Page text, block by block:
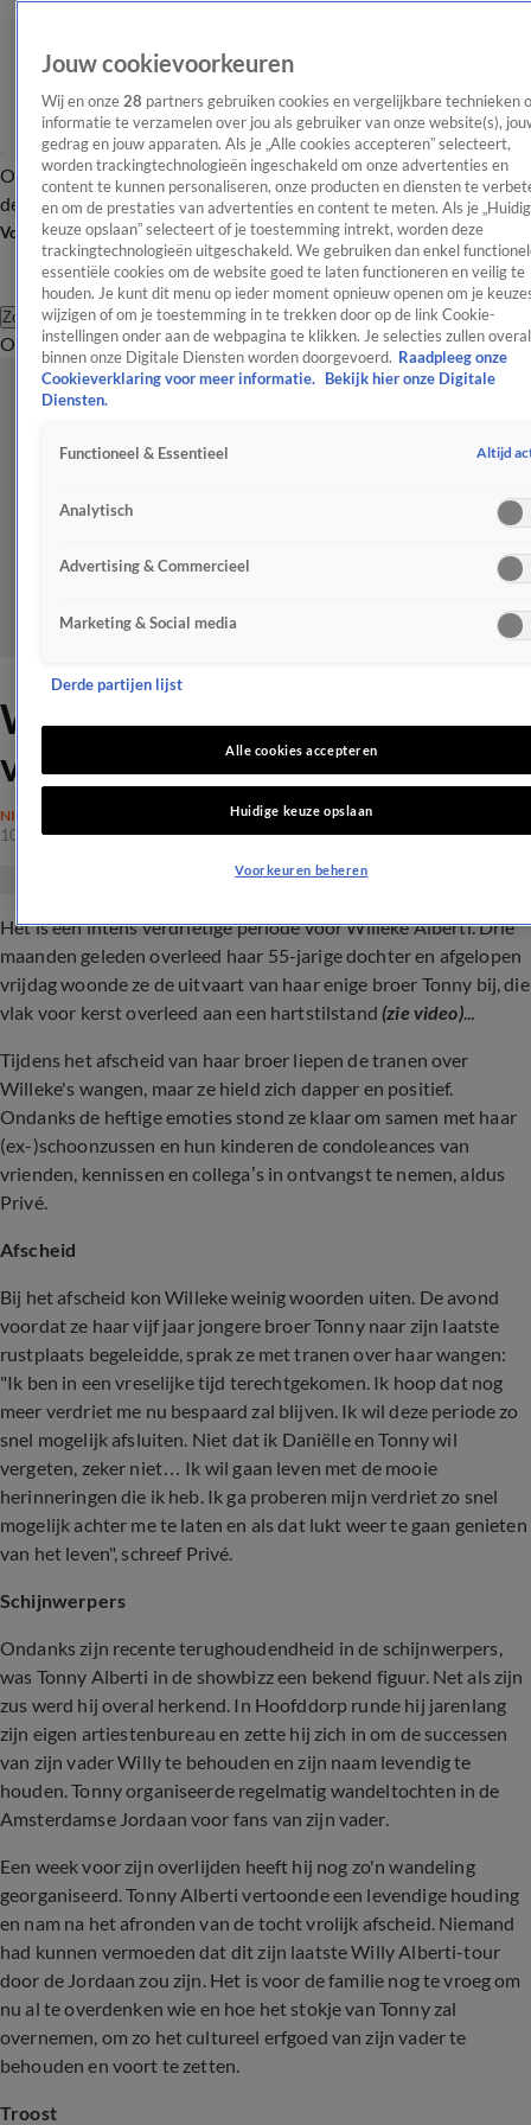
OverzichtAfleveringen Entertainment TV Algemeen
Tip
de redactieNieuwsbrief
Volg Shownieuws
Zoeken
OverzichtEntertainmentSpraakmakendRealityCrimeVideo's
Willeke Alberti kapot van
verdriet: 'Vreselijke tijd'
NIEUWS
10 jan 2024, 16:13
Het is een intens verdrietige periode voor Willeke Alberti. Drie
maanden geleden overleed haar 55-jarige dochter en afgelopen
vrijdag woonde ze de uitvaart van haar enige broer Tonny bij, die
vlak voor kerst overleed aan een hartstilstand(zie video)...
Tijdens het afscheid van haar broer liepen de tranen over
Willeke's wangen, maar ze hield zich dapper en positief.
Ondanks de heftige emoties stond ze klaar om samen met haar
(ex-)schoonzussen en hun kinderen de condoleances van
vrienden, kennissen en collega’s in ontvangst te nemen, aldus
Privé.
Afscheid
Bij het afscheid kon Willeke weinig woorden uiten. De avond
voordat ze haar vijf jaar jongere broer Tonny naar zijn laatste
rustplaats begeleidde, sprak ze met tranen over haar wangen:
"Ik ben in een vreselijke tijd terechtgekomen. Ik hoop dat nog
meer verdriet me nu bespaard zal blijven. Ik wil deze periode zo
snel mogelijk afsluiten. Niet dat ik Daniëlle en Tonny wil
vergeten, zeker niet… Ik wil gaan leven met de mooie
herinneringen die ik heb. Ik ga proberen mijn verdriet zo snel
mogelijk achter me te laten en als dat lukt weer te gaan genieten
van het leven", schreef Privé.
Schijnwerpers
Ondanks zijn recente terughoudendheid in de schijnwerpers,
was Tonny Alberti in de showbizz een bekend figuur. Net als zijn
zus werd hij overal herkend. In Hoofddorp runde hij jarenlang
zijn eigen artiestenbureau en zette hij zich in om de successen
van zijn vader Willy te behouden en zijn naam levendig te
houden. Tonny organiseerde regelmatig wandeltochten in de
Amsterdamse Jordaan voor fans van zijn vader.
Een week voor zijn overlijden heeft hij nog zo'n wandeling
georganiseerd. Tonny Alberti vertoonde een levendige houding
en nam na het afronden van de tocht vrolijk afscheid. Niemand
had kunnen vermoeden dat dit zijn laatste Willy Alberti-tour
door de Jordaan zou zijn. Het is voor de familie nog te vroeg om
nu al te overdenken wie en hoe het stokje van Tonny zal
overnemen, om zo het cultureel erfgoed van zijn vader te
behouden en voort te zetten.
Troost
Jouw cookievoorkeuren
Wij en onze 28 partners gebruiken cookies en vergelijkbare technieken
informatie te verzamelen over jou als gebruiker van onze website(s),
gedrag en jouw apparaten. Als je „Alle cookies accepteren” selecteert,
worden trackingtechnologieën ingeschakeld om onze advertenties en
content te kunnen personaliseren, onze producten en diensten te
en om de prestaties van advertenties en content te meten. Als je
keuze opslaan” selecteert of je toestemming intrekt, worden deze
trackingtechnologieën uitgeschakeld. We gebruiken dan enkel
essentiële cookies om de website goed te laten functioneren en veilig te
houden. Je kunt dit menu op ieder moment opnieuw openen om je
wijzigen of om je toestemming in te trekken door op de link Cookie-
instellingen onder aan de webpagina te klikken. Je selecties zullen overal
binnen onze Digitale Diensten worden doorgevoerd. Raadpleeg onze
Cookieverklaring voor meer informatie.
Bekijk hier onze Digitale
Diensten.
Functioneel & Essentieel Altijd
Analytisch
Advertising & Commercieel
Marketing & Social media
Derde partijen lijst
Alle cookies accepteren
Huidige keuze opslaan
Voorkeuren beheren